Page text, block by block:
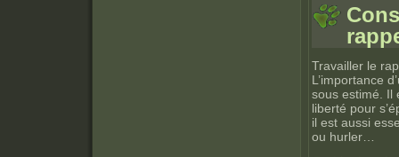
Travailler le
L’importance
sous estimé. Il
liberté pour
il est aussi
ou hurler…